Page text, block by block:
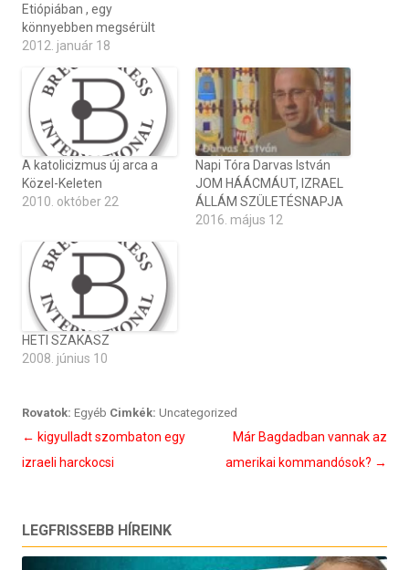
Etiópiában , egy
könnyebben megsérült
2012. január 18
A katolicizmus új arca a
Közel-Keleten
2010. október 22
Napi Tóra Darvas István
JOM HÁÁCMÁUT, IZRAEL
ÁLLÁM SZÜLETÉSNAPJA
2016. május 12
HETI SZAKASZ
2008. június 10
Rovatok: Egyéb Cimkék: Uncategorized
Bejegyzés
navigáció
← kigyulladt szombaton egy
izraeli harckocsi
Már Bagdadban vannak az
amerikai kommandósok? →
LEGFRISSEBB HÍREINK